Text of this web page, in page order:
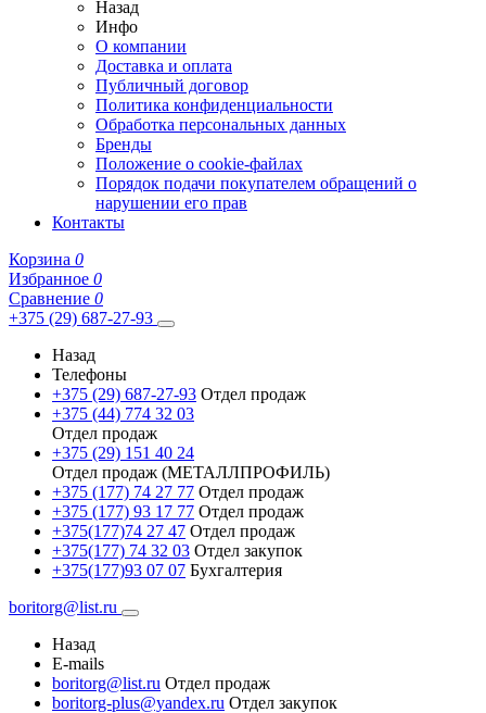
Назад
Инфо
О компании
Доставка и оплата
Публичный договор
Политика конфиденциальности
Обработка персональных данных
Бренды
Положение о cookie-файлах
Порядок подачи покупателем обращений о
нарушении его прав
Контакты
Корзина 0
Избранное 0
Сравнение 0
+375 (29) 687-27-93
Назад
Телефоны
+375 (29) 687-27-93 Отдел продаж
+375 (44) 774 32 03
Отдел продаж
+375 (29) 151 40 24
Отдел продаж (МЕТАЛЛПРОФИЛЬ)
+375 (177) 74 27 77 Отдел продаж
+375 (177) 93 17 77 Отдел продаж
+375(177)74 27 47 Отдел продаж
+375(177) 74 32 03 Отдел закупок
+375(177)93 07 07 Бухгалтерия
boritorg@list.ru
Назад
E-mails
boritorg@list.ru Отдел продаж
boritorg-plus@yandex.ru Отдел закупок